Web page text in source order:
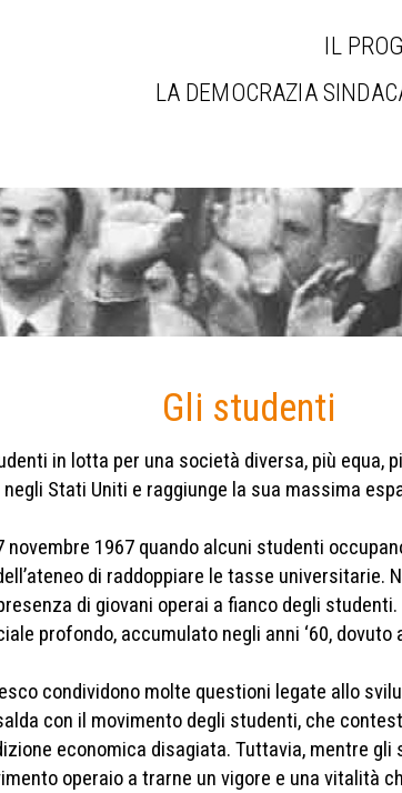
IL
LA DEMOCRAZIA
Gli studenti
in lotta per una società diversa, più equa,
Stati Uniti e raggiunge la sua massima
1967 quando alcuni studenti
di raddoppiare le tasse
di giovani operai a fianco degli studenti.
profondo, accumulato negli anni ‘60,
condividono molte questioni legate allo
con il movimento degli studenti, che
economica disagiata. Tuttavia, mentre
operaio a trarne un vigore e una vitalità